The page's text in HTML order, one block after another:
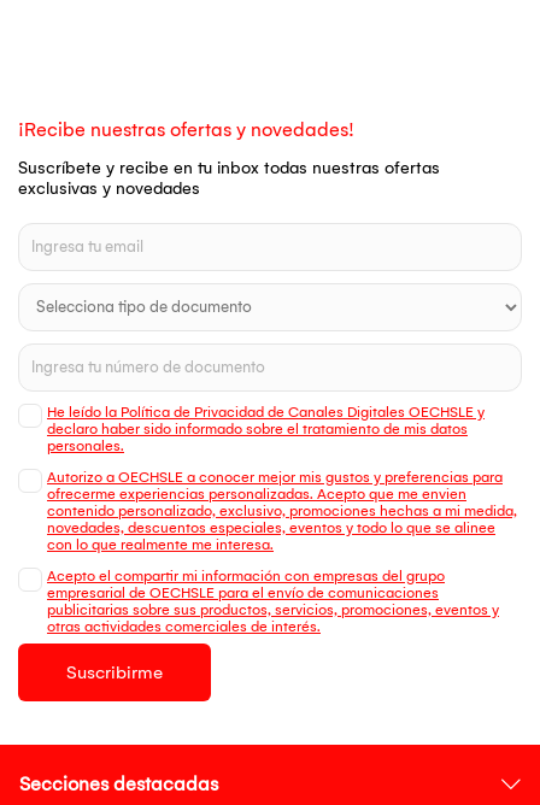
¡Recibe nuestras ofertas y novedades!
Suscríbete y recibe en tu inbox todas nuestras ofertas
exclusivas y novedades
He leído la Política de Privacidad de Canales Digitales OECHSLE y
declaro haber sido informado sobre el tratamiento de mis datos
personales.
Autorizo a OECHSLE a conocer mejor mis gustos y preferencias para
ofrecerme experiencias personalizadas. Acepto que me envien
contenido personalizado, exclusivo, promociones hechas a mi medida,
novedades, descuentos especiales, eventos y todo lo que se alinee
con lo que realmente me interesa.
Acepto el compartir mi información con empresas del grupo
empresarial de OECHSLE para el envío de comunicaciones
publicitarias sobre sus productos, servicios, promociones, eventos y
otras actividades comerciales de interés.
Suscribirme
Secciones destacadas